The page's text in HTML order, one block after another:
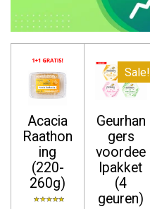
Acacia
Raathon
ing
(220-
260g)
Sale!
Geurhan
gers
voordee
lpakket
(4
geuren)